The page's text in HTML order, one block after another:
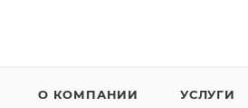
О КОМПАНИИ УСЛУГИ